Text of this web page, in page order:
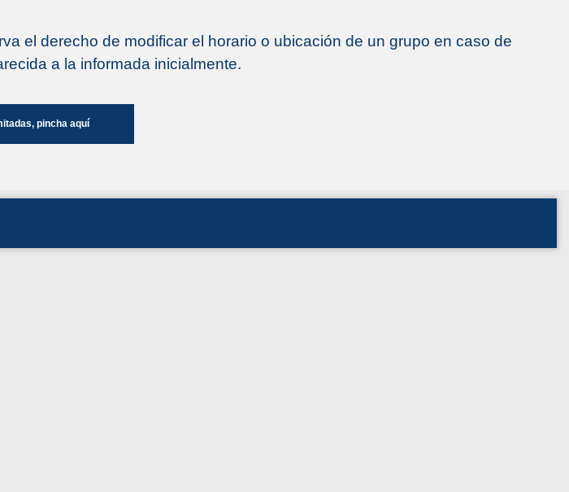
el derecho de modificar el horario o ubicación de un grupo en caso de
a la informada inicialmente.
pincha aquí